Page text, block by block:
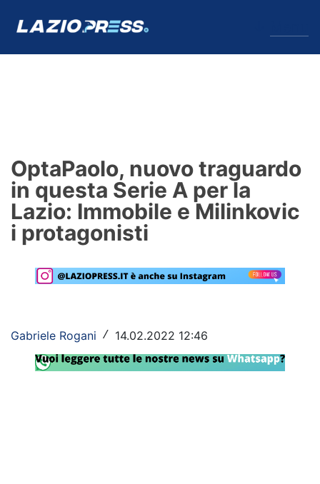
Formello
Infortuni
Primavera
Calciomercato
Rassegna Lazio
Social
OptaPaolo, nuovo traguardo
in questa Serie A per la
Lazio: Immobile e Milinkovic
i protagonisti
Gabriele Rogani / 14.02.2022 12:46